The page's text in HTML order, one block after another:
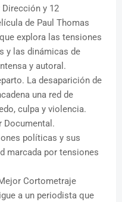
y 12
de Paul Thomas
explora las tensiones
y las dinámicas de
y autoral.
La desaparición de
una red de
culpa y violencia.
Documental.
políticas y sus
marcada por tensiones
Cortometraje
a un periodista que